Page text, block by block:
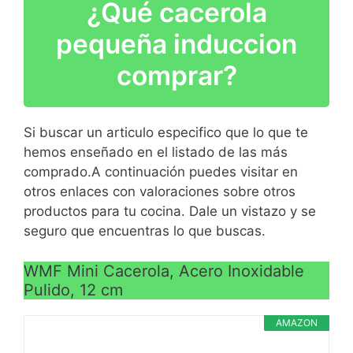
con base reforzada a
prueba de impactos
Mango ergonómico de
mayor seguridad y
comodidad; también
incluye medidor en el
interior de los recipientes
para mayor practicidad
Compatible con todas las
cocinas: inducción, gas,
placa eléctrica y
VER
Aluminio fundido
Apta para todo tipo de
cocinas, incluido
calidad tricapa Teflon
Classic sin PFOA
Fondo difusor uniforme de
eficiencia (Save energy
system)
VER
CARACTERÍSTICAS
>
¿Qué cacerola
pequeña induccion
comprar?
Si buscar un articulo especifico que lo que te
hemos enseñado en el listado de las más
comprado.A continuación puedes visitar en
otros enlaces con valoraciones sobre otros
productos para tu cocina. Dale un vistazo y se
seguro que encuentras lo que buscas.
WMF Mini Cacerola, Acero Inoxidable
Pulido, 12 cm
AMAZON